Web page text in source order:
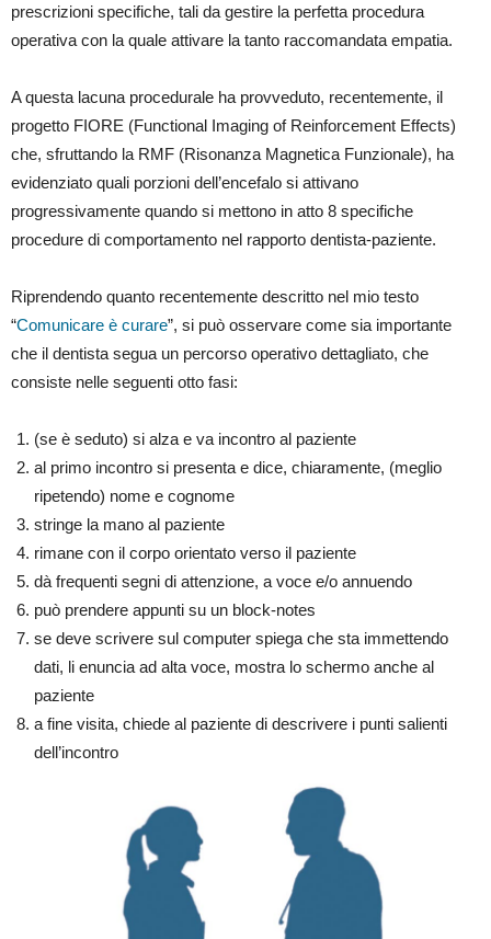
prescrizioni specifiche, tali da gestire la perfetta procedura
operativa con la quale attivare la tanto raccomandata empatia.
A questa lacuna procedurale ha provveduto, recentemente, il
progetto FIORE (Functional Imaging of Reinforcement Effects)
che, sfruttando la RMF (Risonanza Magnetica Funzionale), ha
evidenziato quali porzioni dell’encefalo si attivano
progressivamente quando si mettono in atto 8 specifiche
procedure di comportamento nel rapporto dentista-paziente.
Riprendendo quanto recentemente descritto nel mio testo
“Comunicare è curare”, si può osservare come sia importante
che il dentista segua un percorso operativo dettagliato, che
consiste nelle seguenti otto fasi:
(se è seduto) si alza e va incontro al paziente
al primo incontro si presenta e dice, chiaramente, (meglio
ripetendo) nome e cognome
stringe la mano al paziente
rimane con il corpo orientato verso il paziente
dà frequenti segni di attenzione, a voce e/o annuendo
può prendere appunti su un block-notes
se deve scrivere sul computer spiega che sta immettendo
dati, li enuncia ad alta voce, mostra lo schermo anche al
paziente
a fine visita, chiede al paziente di descrivere i punti salienti
dell’incontro